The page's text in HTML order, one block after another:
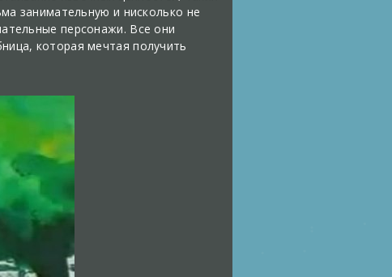
занимательную и нисколько не
персонажи. Все они
которая мечтая получить